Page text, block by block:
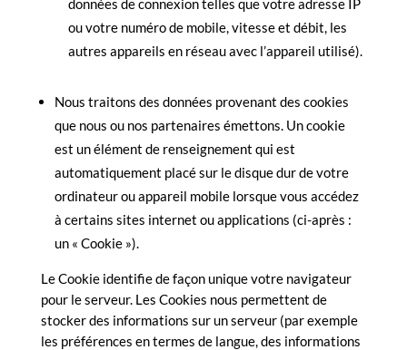
données de connexion telles que votre adresse IP
ou votre numéro de mobile, vitesse et débit, les
autres appareils en réseau avec l’appareil utilisé).
Nous traitons des données provenant des cookies
que nous ou nos partenaires émettons. Un cookie
est un élément de renseignement qui est
automatiquement placé sur le disque dur de votre
ordinateur ou appareil mobile lorsque vous accédez
à certains sites internet ou applications (ci-après :
un « Cookie »).
Le Cookie identifie de façon unique votre navigateur
pour le serveur. Les Cookies nous permettent de
stocker des informations sur un serveur (par exemple
les préférences en termes de langue, des informations